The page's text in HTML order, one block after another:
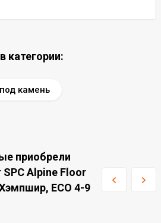
категории:
под камень
приобрели
Alpine Floor
ECO 4-9